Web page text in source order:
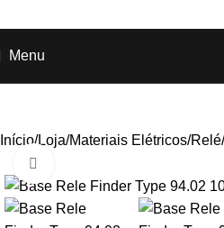
Menu
Início Loja Materiais Elétricos Relé